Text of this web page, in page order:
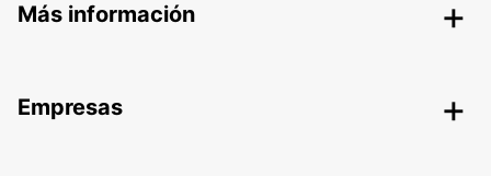
Más información
Empresas